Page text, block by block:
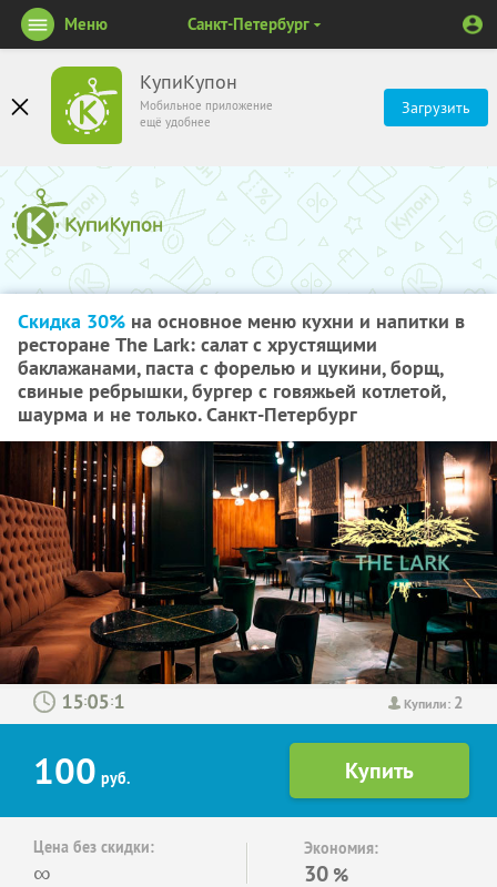
КупиКупон
Мобильное приложение
ещё удобнее
Загрузить
Меню Санкт-Петербург
Скидка 30% на основное меню кухни и напитки в
ресторане The Lark: салат с хрустящими
баклажанами, паста с форелью и цукини, борщ,
свиные ребрышки, бургер с говяжьей котлетой,
шаурма и не только. Санкт-Петербург
Купили: 2
: :
100 руб.
Цена без скидки:
∞
Экономия:
30 %